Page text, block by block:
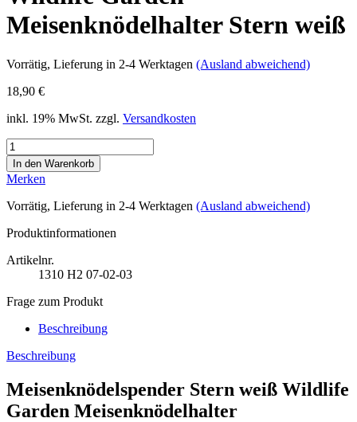
Meisenknödelhalter Stern weiß
Vorrätig, Lieferung in 2-4 Werktagen (Ausland abweichend)
18,90 €
inkl. 19% MwSt. zzgl. Versandkosten
Merken
Vorrätig, Lieferung in 2-4 Werktagen (Ausland abweichend)
Produktinformationen
Artikelnr.
1310 H2 07-02-03
Frage zum Produkt
Beschreibung
Beschreibung
Meisenknödelspender Stern weiß Wildlife
Garden Meisenknödelhalter